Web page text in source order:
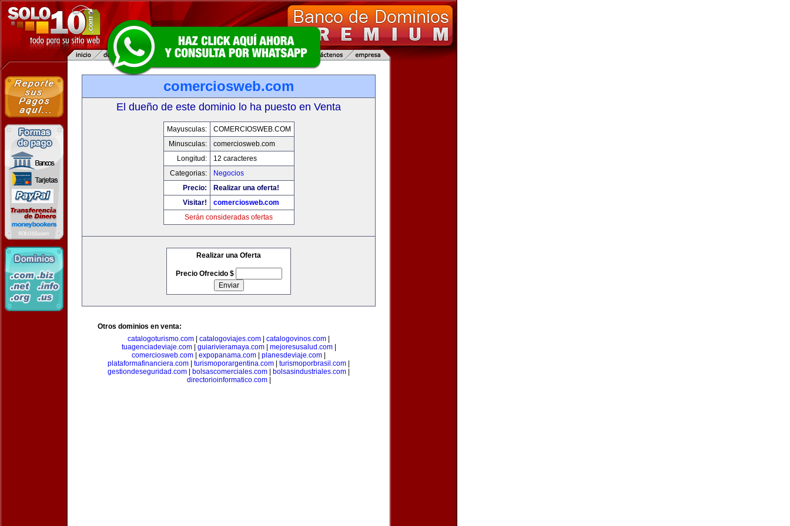
comerciosweb.com
El dueño de este dominio lo ha puesto en Venta
Mayusculas:
COMERCIOSWEB.COM
Minusculas:
comerciosweb.com
Longitud:
12 caracteres
Categorias:
Negocios
Precio:
Realizar una oferta!
Visitar!
comerciosweb.com
Serán consideradas ofertas
Realizar una Oferta
Precio Ofrecido $
Otros dominios en venta:
catalogoturismo.com
catalogoviajes.com catalogovinos.com
tuagenciadeviaje.com| guiarivieramaya.com| mejoresusalud.com|
comerciosweb.com
expopanama.com planesdeviaje.com
plataformafinanciera.com
turismoporargentina.com turismoporbrasil.com
gestiondeseguridad.com
bolsascomerciales.com bolsasindustriales.com
directorioinformatico.com|